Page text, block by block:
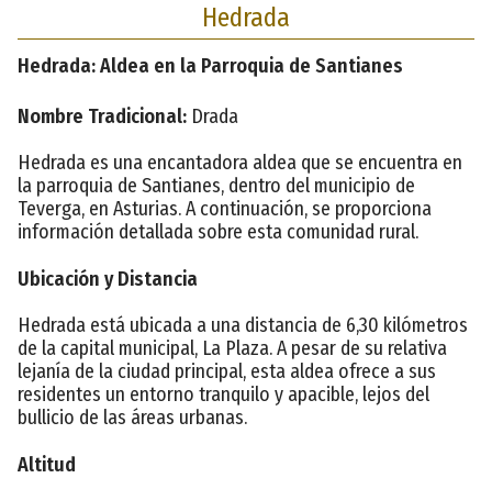
Hedrada
Hedrada: Aldea en la Parroquia de Santianes
Nombre Tradicional: Drada
Hedrada es una encantadora aldea que se encuentra en
la parroquia de Santianes, dentro del municipio de
Teverga, en Asturias. A continuación, se proporciona
información detallada sobre esta comunidad rural.
Ubicación y Distancia
Hedrada está ubicada a una distancia de 6,30 kilómetros
de la capital municipal, La Plaza. A pesar de su relativa
lejanía de la ciudad principal, esta aldea ofrece a sus
residentes un entorno tranquilo y apacible, lejos del
bullicio de las áreas urbanas.
Altitud